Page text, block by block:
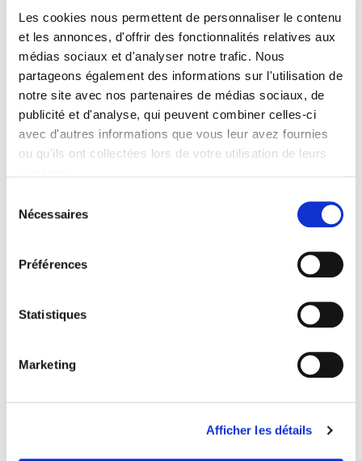
Les cookies nous permettent de personnaliser le contenu
et les annonces, d'offrir des fonctionnalités relatives aux
médias sociaux et d'analyser notre trafic. Nous
partageons également des informations sur l'utilisation de
notre site avec nos partenaires de médias sociaux, de
publicité et d'analyse, qui peuvent combiner celles-ci
avec d'autres informations que vous leur avez fournies
ou qu'ils ont collectées lors de votre utilisation de leurs
Nécessaires
Préférences
Statistiques
Marketing
Afficher les détails
Spécifications
Éditeur
Presses de Sciences Po
Auteur
Hélène Delorme
Collection
Académique
français
Catégorie (éditeur)
Catégorie (éditeur)
Catégorie (éditeur)
Internet Hierarchy
BISAC Subject Heading